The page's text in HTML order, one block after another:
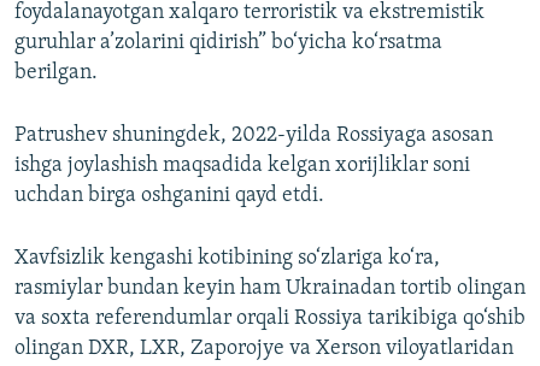
foydalanayotgan xalqaro terroristik va ekstremistik
guruhlar a’zolarini qidirish” bo‘yicha ko‘rsatma
berilgan.
Patrushev shuningdek, 2022-yilda Rossiyaga asosan
ishga joylashish maqsadida kelgan xorijliklar soni
uchdan birga oshganini qayd etdi.
Xavfsizlik kengashi kotibining so‘zlariga ko‘ra,
rasmiylar bundan keyin ham Ukrainadan tortib olingan
va soxta referendumlar orqali Rossiya tarikibiga qo‘shib
olingan DXR, LXR, Zaporojye va Xerson viloyatlaridan